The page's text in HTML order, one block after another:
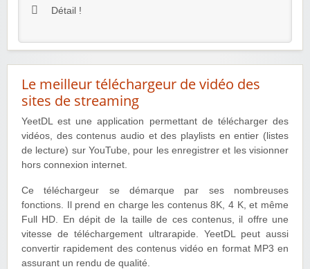
Détail !
Le meilleur téléchargeur de vidéo des
sites de streaming
YeetDL est une application permettant de télécharger des
vidéos, des contenus audio et des playlists en entier (listes
de lecture) sur YouTube, pour les enregistrer et les visionner
hors connexion internet.
Ce téléchargeur se démarque par ses nombreuses
fonctions. Il prend en charge les contenus 8K, 4 K, et même
Full HD. En dépit de la taille de ces contenus, il offre une
vitesse de téléchargement ultrarapide. YeetDL peut aussi
convertir rapidement des contenus vidéo en format MP3 en
assurant un rendu de qualité.